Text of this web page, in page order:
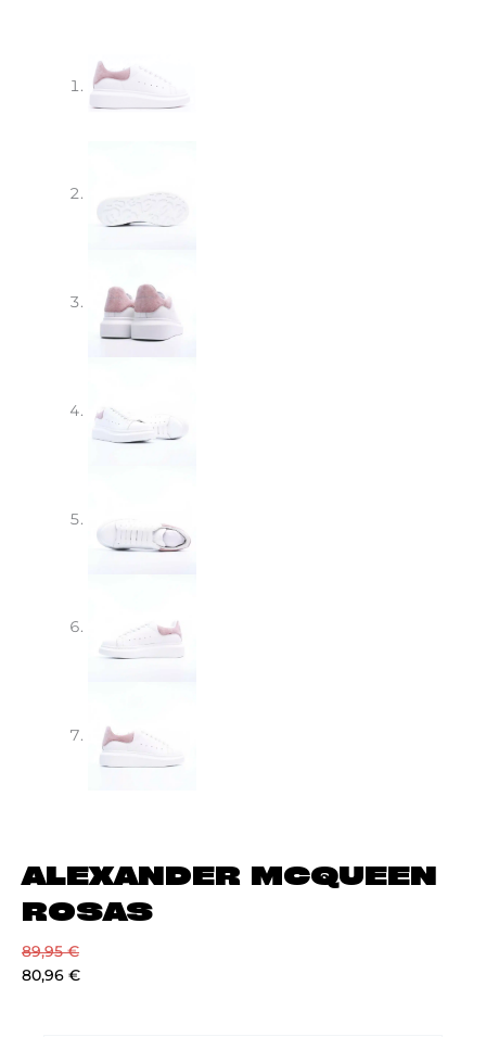
ALEXANDER MCQUEEN
ROSAS
89,95€
80,96 €